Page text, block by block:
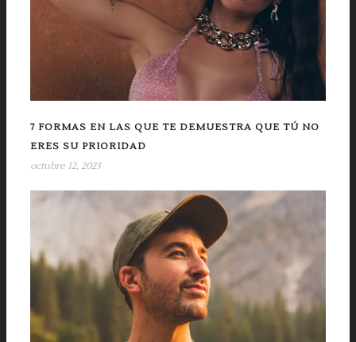
7 FORMAS EN LAS QUE TE DEMUESTRA QUE TÚ NO
ERES SU PRIORIDAD
octubre 12, 2023